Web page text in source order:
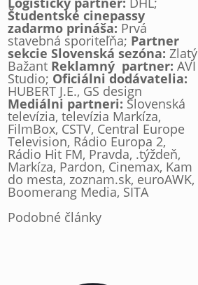
Študentské cinepassy
zadarmo prináša: Prvá
stavebná sporiteľňa; Partner
sekcie Slovenská sezóna: Zlatý
Bažant Reklamný partner: AVI
Studio; Oficiálni dodávatelia:
HUBERT J.E., GS design
Mediálni partneri: Slovenská
televízia, televízia Markíza,
FilmBox, CSTV, Central Europe
Television, Rádio Europa 2,
Rádio Hit FM, Pravda, .týždeň,
Markíza, Pardon, Cinemax, Kam
do mesta, zoznam.sk, euroAWK,
Boomerang Media, SITA
Podobné články